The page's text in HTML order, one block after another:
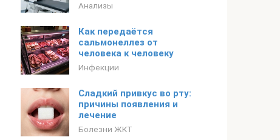
Анализы
Как передаётся
сальмонеллез от
человека к человеку
Инфекции
Сладкий привкус во рту:
причины появления и
лечение
Болезни ЖКТ